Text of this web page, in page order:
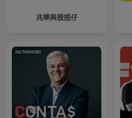
兆華與股惑仔